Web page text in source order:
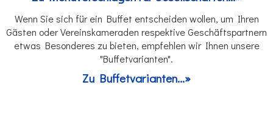
Wenn Sie sich für ein Buffet entscheiden wollen, um Ihren
Gästen oder Vereinskameraden respektive Geschäftspartnern
etwas Besonderes zu bieten, empfehlen wir Ihnen unsere
"Buffetvarianten".
Zu Buffetvarianten...»